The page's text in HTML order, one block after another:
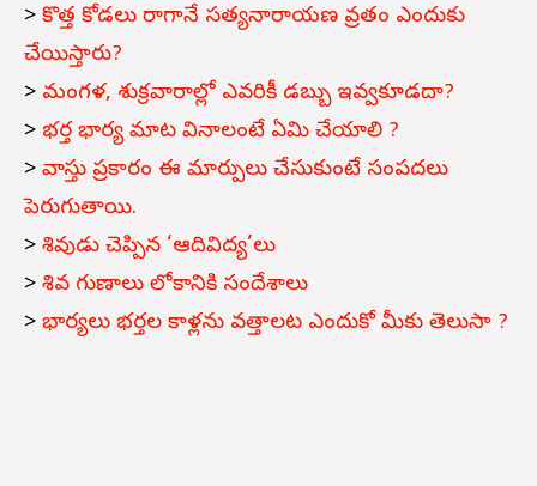
> కొత్త కోడలు రాగానే సత్యనారాయణ వ్రతం ఎందుకు
చేయిస్తారు?
> మంగళ, శుక్రవారాల్లో ఎవరికీ డబ్బు ఇవ్వకూడదా?
> భర్త భార్య మాట వినాలంటే ఏమి చేయాలి ?
> వాస్తు ప్రకారం ఈ మార్పులు చేసుకుంటే సంపదలు
పెరుగుతాయి.
> శివుడు చెప్పిన ‘ఆదివిద్య’లు
> శివ గుణాలు లోకానికి సందేశాలు
> భార్యలు భర్తల కాళ్లను వత్తాలట ఎందుకో మీకు తెలుసా ?